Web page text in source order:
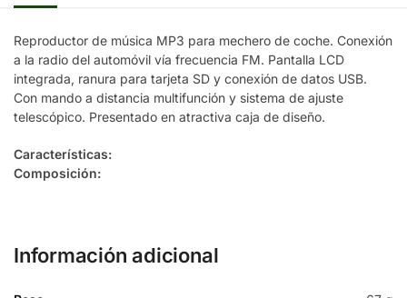
Reproductor de música MP3 para mechero de coche. Conexión
a la radio del automóvil vía frecuencia FM. Pantalla LCD
integrada, ranura para tarjeta SD y conexión de datos USB.
Con mando a distancia multifunción y sistema de ajuste
telescópico. Presentado en atractiva caja de diseño.
Características:
Composición:
Información adicional